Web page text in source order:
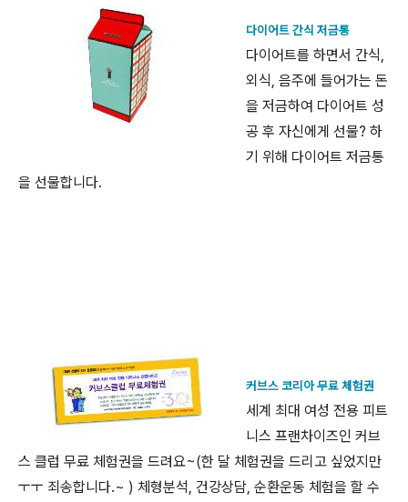
다이어트 간식 저금통
다이어트를 하면서 간식,
외식, 음주에 들어가는 돈
을 저금하여 다이어트 성
공 후 자신에게 선물? 하
기 위해 다이어트 저금통
을 선물합니다.
커브스 코리아 무료 체험권
세계 최대 여성 전용 피트
니스 프랜차이즈인 커브
스 클럽 무료 체험권을 드려요~(한 달 체험권을 드리고 싶었지만
ㅜㅜ 죄송합니다.~ ) 체형분석, 건강상담, 순환운동 체험을 할 수